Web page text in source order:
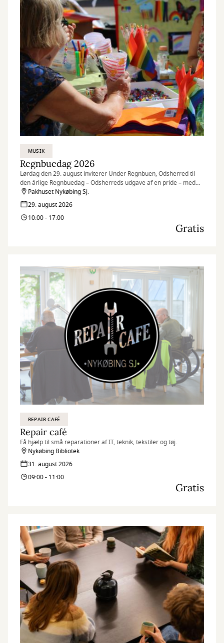
MUSIK
Regnbuedag 2026
Lørdag den 29. august inviterer Under Regnbuen, Odsherred til
den årlige Regnbuedag – Odsherreds udgave af en pride – med
aktiviteter i Pakhuset, Pakhus 2, på Pakhustorvet og på Nykøbing
Bibliotek.
Pakhuset Nykøbing Sj.
29. august 2026
10:00 - 17:00
Gratis
REPAIR CAFÉ
Repair café
Få hjælp til små reparationer af IT, teknik, tekstiler og tøj.
Nykøbing Bibliotek
31. august 2026
09:00 - 11:00
Gratis